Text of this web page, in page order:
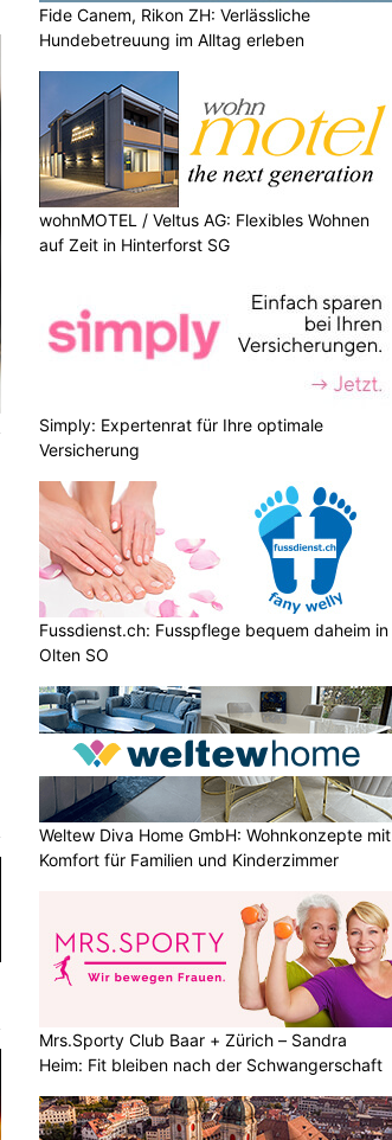
Fide Canem, Rikon ZH: Verlässliche
Hundebetreuung im Alltag erleben
wohnMOTEL / Veltus AG: Flexibles Wohnen
auf Zeit in Hinterforst SG
Simply: Expertenrat für Ihre optimale
Versicherung
Fussdienst.ch: Fusspflege bequem daheim in
Olten SO
Weltew Diva Home GmbH: Wohnkonzepte mit
Komfort für Familien und Kinderzimmer
Mrs.Sporty Club Baar + Zürich – Sandra
Heim: Fit bleiben nach der Schwangerschaft